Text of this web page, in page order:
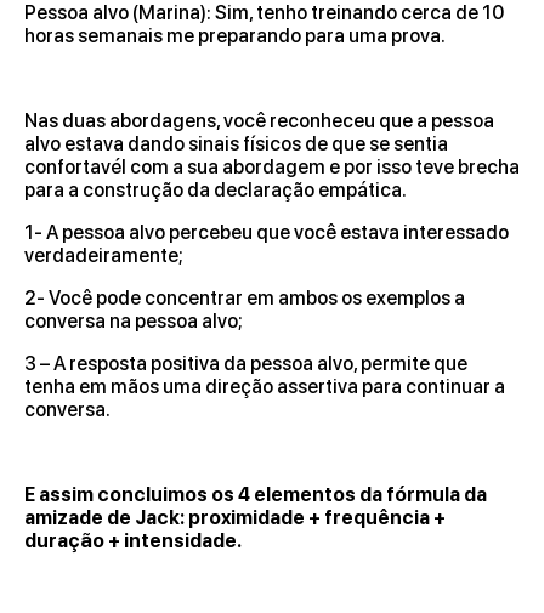
Pessoa alvo (Marina): Sim, tenho treinando cerca de 10
horas semanais me preparando para uma prova.
Nas duas abordagens, você reconheceu que a pessoa
alvo estava dando sinais físicos de que se sentia
confortavél com a sua abordagem e por isso teve brecha
para a construção da declaração empática.
1- A pessoa alvo percebeu que você estava interessado
verdadeiramente;
2- Você pode concentrar em ambos os exemplos a
conversa na pessoa alvo;
3 – A resposta positiva da pessoa alvo, permite que
tenha em mãos uma direção assertiva para continuar a
conversa.
E assim concluimos os 4 elementos da fórmula da
amizade de Jack: proximidade + frequência +
duração + intensidade.